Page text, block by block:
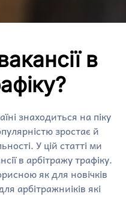
в
знаходиться на піку
зростає й
У цій статті ми
в арбітражу трафіку.
як для новічків
арбітражниіків які